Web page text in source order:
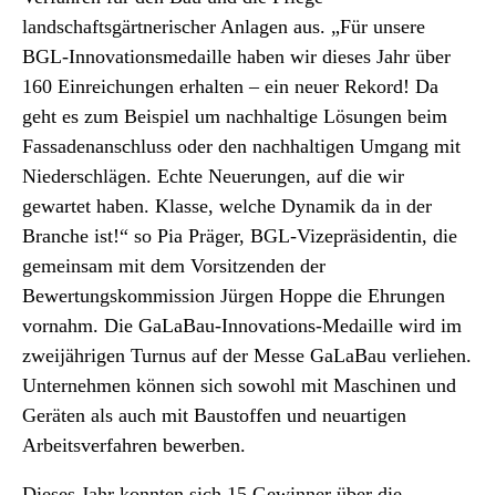
landschaftsgärtnerischer Anlagen aus. „Für unsere
BGL-Innovationsmedaille haben wir dieses Jahr über
160 Einreichungen erhalten – ein neuer Rekord! Da
geht es zum Beispiel um nachhaltige Lösungen beim
Fassadenanschluss oder den nachhaltigen Umgang mit
Niederschlägen. Echte Neuerungen, auf die wir
gewartet haben. Klasse, welche Dynamik da in der
Branche ist!“ so Pia Präger, BGL-Vizepräsidentin, die
gemeinsam mit dem Vorsitzenden der
Bewertungskommission Jürgen Hoppe die Ehrungen
vornahm. Die GaLaBau-Innovations-Medaille wird im
zweijährigen Turnus auf der Messe GaLaBau verliehen.
Unternehmen können sich sowohl mit Maschinen und
Geräten als auch mit Baustoffen und neuartigen
Arbeitsverfahren bewerben.